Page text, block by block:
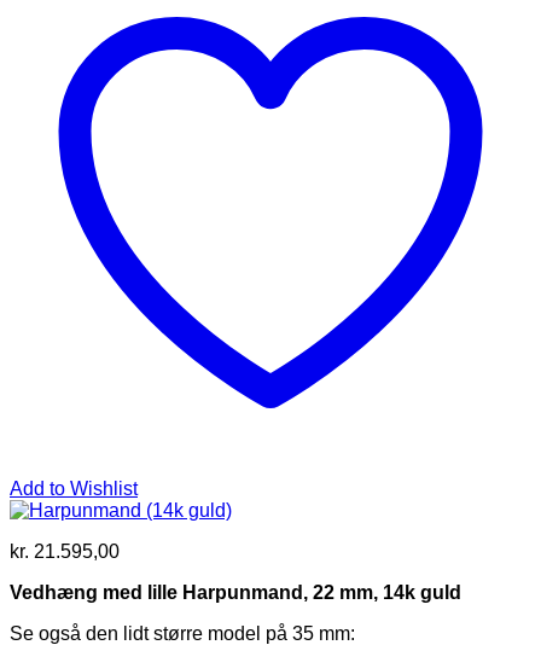
Add to Wishlist
kr. 21.595,00
Vedhæng med lille Harpunmand, 22 mm, 14k guld
Se også den lidt større model på 35 mm: